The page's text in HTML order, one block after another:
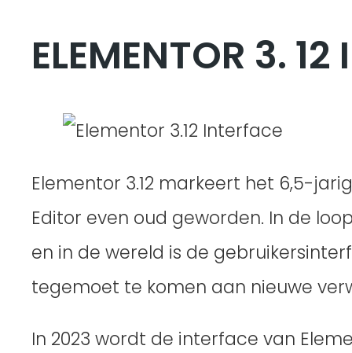
ELEMENTOR 3.
Elementor 3.12 markeert het 6,5-
Editor even oud geworden. In de
en in de wereld is de
tegemoet te komen aan nieuwe
In 2023 wordt de interface van